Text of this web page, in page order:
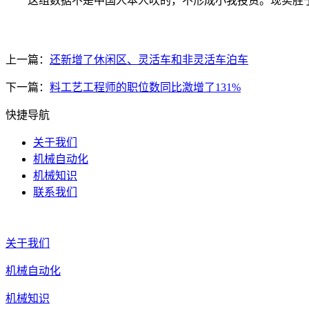
上一篇： 还新增了休闲区、灵活车和非灵活车泊车
下一篇： 料工艺工程师的职位数同比激增了131%
快捷导航
关于我们
机械自动化
机械知识
联系我们
关于我们
机械自动化
机械知识